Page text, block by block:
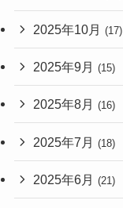
2025年10月 (17)
2025年9月 (15)
2025年8月 (16)
2025年7月 (18)
2025年6月 (21)